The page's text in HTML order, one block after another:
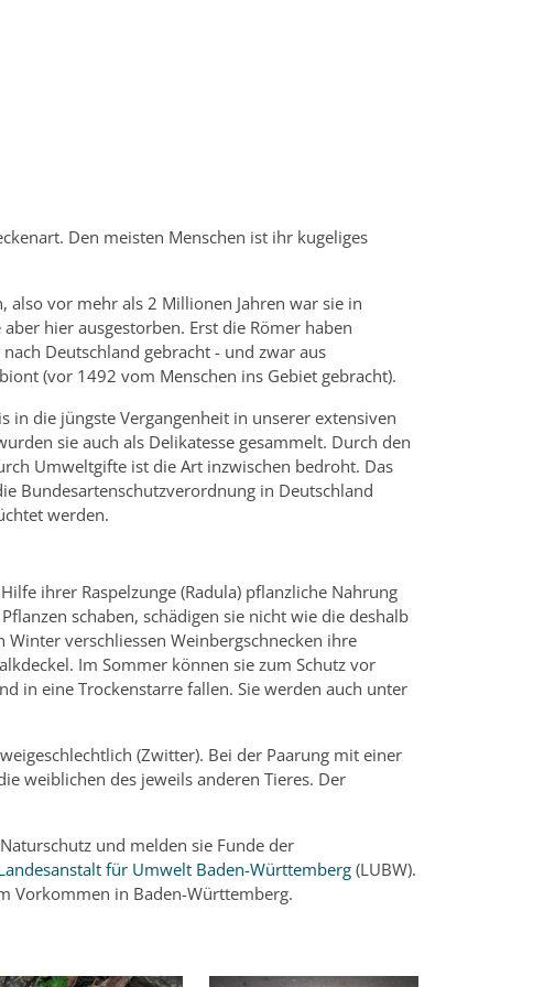
Den meisten Menschen ist ihr kugeliges
also vor mehr als 2 Millionen Jahren war sie in
hier ausgestorben. Erst die Römer haben
Deutschland gebracht - und zwar aus
(vor 1492 vom Menschen ins Gebiet gebracht).
die jüngste Vergangenheit in unserer extensiven
sie auch als Delikatesse gesammelt. Durch den
Umweltgifte ist die Art inzwischen bedroht. Das
Bundesartenschutzverordnung in Deutschland
werden.
ihrer Raspelzunge (Radula) pflanzliche Nahrung
schaben, schädigen sie nicht wie die deshalb
verschliessen Weinbergschnecken ihre
Im Sommer können sie zum Schutz vor
in eine Trockenstarre fallen. Sie werden auch unter
(Zwitter). Bei der Paarung mit einer
weiblichen des jeweils anderen Tieres. Der
und melden sie Funde der
für Umwelt Baden-Württemberg(LUBW).
Vorkommen in Baden-Württemberg.